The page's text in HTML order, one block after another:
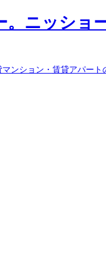
ンション・賃貸アパート